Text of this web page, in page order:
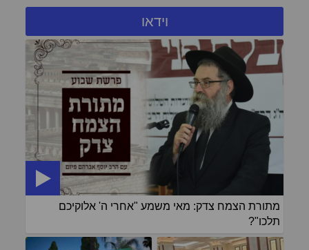
וידאו
מתורת הצמח צדק: מאי משמע "אחרי ה' אלוקיכם
תלכו"?